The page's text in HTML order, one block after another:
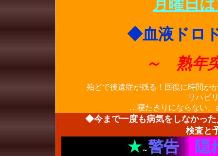
月曜日
◆血液ドロ
～ 熟年
殆どで後遺症が残る！回復に時間が
リハビ
…寝たきりにならない、
◆今まで一度も病気をしなかっ
検査と
★～警告 隠